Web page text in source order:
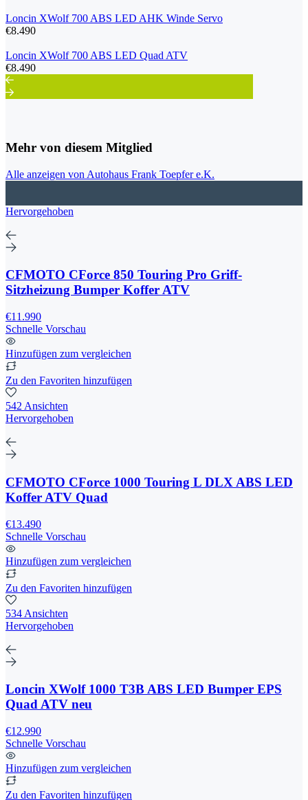
Loncin XWolf 700 ABS LED AHK Winde Servo
€8.490
Loncin XWolf 700 ABS LED Quad ATV
€8.490
Mehr von diesem Mitglied
Alle anzeigen von Autohaus Frank Toepfer e.K.
Hervorgehoben
CFMOTO CForce 850 Touring Pro Griff-
Sitzheizung Bumper Koffer ATV
€11.990
Schnelle Vorschau
Hinzufügen zum vergleichen
Zu den Favoriten hinzufügen
542 Ansichten
Hervorgehoben
CFMOTO CForce 1000 Touring L DLX ABS LED
Koffer ATV Quad
€13.490
Schnelle Vorschau
Hinzufügen zum vergleichen
Zu den Favoriten hinzufügen
534 Ansichten
Hervorgehoben
Loncin XWolf 1000 T3B ABS LED Bumper EPS
Quad ATV neu
€12.990
Schnelle Vorschau
Hinzufügen zum vergleichen
Zu den Favoriten hinzufügen